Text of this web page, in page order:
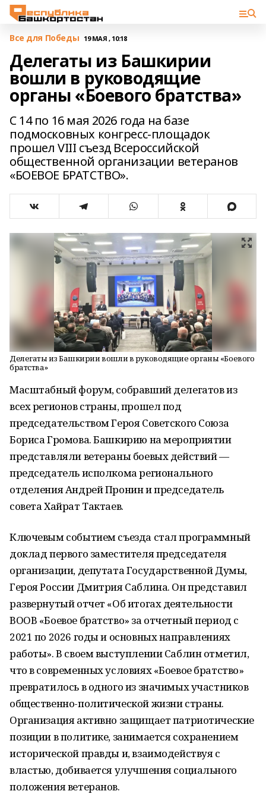
Все для Победы 19 МАЯ , 10:18
Делегаты из Башкирии
вошли в руководящие
органы «Боевого братства»
С 14 по 16 мая 2026 года на базе
подмосковных конгресс-площадок
прошел VIII съезд Всероссийской
общественной организации ветеранов
«БОЕВОЕ БРАТСТВО».
Делегаты из Башкирии вошли в руководящие органы «Боевого
братства»
Масштабный форум, собравший делегатов из
всех регионов страны, прошел под
председательством Героя Советского Союза
Бориса Громова. Башкирию на мероприятии
представляли ветераны боевых действий —
председатель исполкома регионального
отделения Андрей Пронин и председатель
совета Хайрат Тактаев.
Ключевым событием съезда стал программный
доклад первого заместителя председателя
организации, депутата Государственной Думы,
Героя России Дмитрия Саблина. Он представил
развернутый отчет «Об итогах деятельности
ВООВ «Боевое братство» за отчетный период с
2021 по 2026 годы и основных направлениях
работы». В своем выступлении Саблин отметил,
что в современных условиях «Боевое братство»
превратилось в одного из значимых участников
общественно-политической жизни страны.
Организация активно защищает патриотические
позиции в политике, занимается сохранением
исторической правды и, взаимодействуя с
властью, добивается улучшения социального
положения ветеранов.